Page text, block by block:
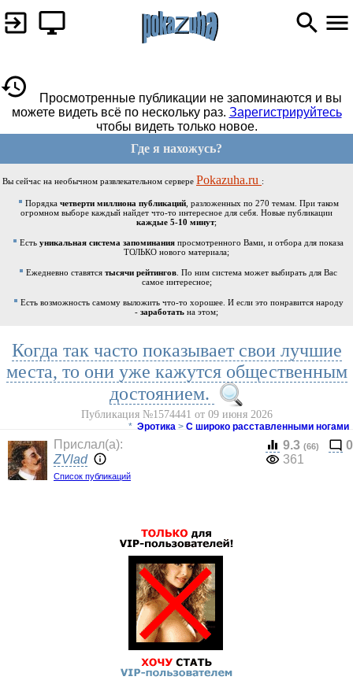
Просмотренные публикации не запоминаются и вы
можете видеть всё по нескольку раз. Зарегистрируйтесь
чтобы видеть только новое.
Где я нахожусь?
Вы сейчас на необычном развлекательном сервере Pokazuha.ru :
Порядка четверти миллиона публикаций, разложенных по 270 темам. При таком
огромном выборе каждый найдет что-то интересное для себя. Новые публикации
каждые 5-10 минут;
Есть уникальная система запоминания просмотренного Вами, и отбора для показа
ТОЛЬКО нового материала;
Ежедневно ставятся тысячи рейтингов . По ним система может выбирать для Вас
самое интересное;
Есть возможность самому выложить что-то хорошее. И если это понравится народу
- заработать на этом;
Когда так часто показывает свои лучшие
места, то они уже кажутся общественным
достоянием.
Публикация №1574441 от 09 июня 2026
* Эротика > С широко расставленными ногами
Прислал(a):
ZVlad
Список публикаций
9.3 (66)
0
361